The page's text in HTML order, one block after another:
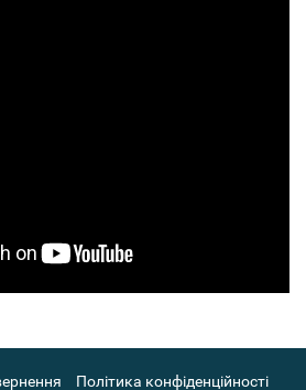
Політика конфіденційності